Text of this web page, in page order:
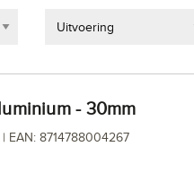
Uitvoering
- 30mm
EAN: 8714788004267